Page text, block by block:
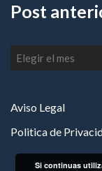
Post
Post
anteriores
Aviso Legal
Politica de
Si continuas